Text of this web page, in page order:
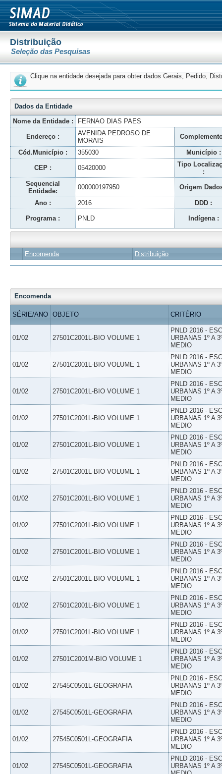
Distribuição
Seleção das Pesquisas
Clique na entidade desejada para obter dados Gerais, Pedido,
Dados da Entidade
Nome da Entidade :
FERNAO DIAS PAES
Endereço :
AVENIDA PEDROSO DE
MORAIS
Cód.Município : 355030 Município :
CEP : 05420000
Tipo
:
Sequencial
Entidade:
000000197950 Origem
Ano : 2016 DDD :
Programa : PNLD Indígena :
Encomenda Distribuição
Encomenda
SÉRIE/ANO OBJETO CRITÉRIO
01/02 27501C2001L-BIO VOLUME 1
PNLD 2016 -
URBANAS 1º A
MEDIO
01/02 27501C2001L-BIO VOLUME 1
PNLD 2016 -
URBANAS 1º A
MEDIO
01/02 27501C2001L-BIO VOLUME 1
PNLD 2016 -
URBANAS 1º A
MEDIO
01/02 27501C2001L-BIO VOLUME 1
PNLD 2016 -
URBANAS 1º A
MEDIO
01/02 27501C2001L-BIO VOLUME 1
PNLD 2016 -
URBANAS 1º A
MEDIO
01/02 27501C2001L-BIO VOLUME 1
PNLD 2016 -
URBANAS 1º A
MEDIO
01/02 27501C2001L-BIO VOLUME 1
PNLD 2016 -
URBANAS 1º A
MEDIO
01/02 27501C2001L-BIO VOLUME 1
PNLD 2016 -
URBANAS 1º A
MEDIO
01/02 27501C2001L-BIO VOLUME 1
PNLD 2016 -
URBANAS 1º A
MEDIO
01/02 27501C2001L-BIO VOLUME 1
PNLD 2016 -
URBANAS 1º A
MEDIO
01/02 27501C2001L-BIO VOLUME 1
PNLD 2016 -
URBANAS 1º A
MEDIO
01/02 27501C2001L-BIO VOLUME 1
PNLD 2016 -
URBANAS 1º A
MEDIO
01/02 27501C2001M-BIO VOLUME 1
PNLD 2016 -
URBANAS 1º A
MEDIO
01/02 27545C0501L-GEOGRAFIA
PNLD 2016 -
URBANAS 1º A
MEDIO
01/02 27545C0501L-GEOGRAFIA
PNLD 2016 -
URBANAS 1º A
MEDIO
01/02 27545C0501L-GEOGRAFIA
PNLD 2016 -
URBANAS 1º A
MEDIO
01/02 27545C0501L-GEOGRAFIA
PNLD 2016 -
URBANAS 1º A